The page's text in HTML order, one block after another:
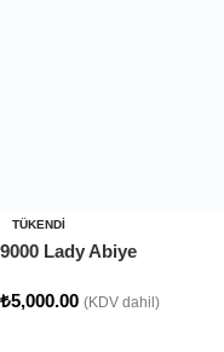
TÜKENDI
9000 Lady Abiye
₺5,000.00 (KDV dahil)